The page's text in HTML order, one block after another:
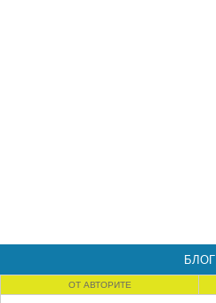
БЛОГ
ОТ АВТОРИТЕ